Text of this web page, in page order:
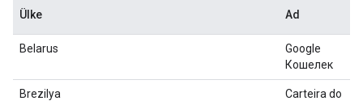
Ülke Ad
Belarus
Google
Кошелек
Brezilya
Carteira do